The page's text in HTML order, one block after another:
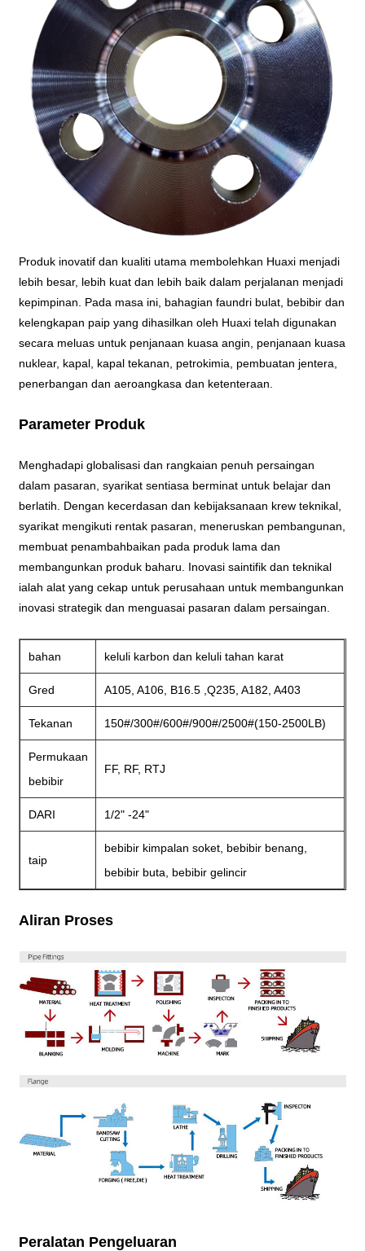
Produk inovatif dan kualiti utama membolehkan Huaxi menjadi
lebih besar, lebih kuat dan lebih baik dalam perjalanan menjadi
kepimpinan. Pada masa ini, bahagian faundri bulat, bebibir dan
kelengkapan paip yang dihasilkan oleh Huaxi telah digunakan
secara meluas untuk penjanaan kuasa angin, penjanaan kuasa
nuklear, kapal, kapal tekanan, petrokimia, pembuatan jentera,
penerbangan dan aeroangkasa dan ketenteraan.
Parameter Produk
Menghadapi globalisasi dan rangkaian penuh persaingan
dalam pasaran, syarikat sentiasa berminat untuk belajar dan
berlatih. Dengan kecerdasan dan kebijaksanaan krew teknikal,
syarikat mengikuti rentak pasaran, meneruskan pembangunan,
membuat penambahbaikan pada produk lama dan
membangunkan produk baharu. Inovasi saintifik dan teknikal
ialah alat yang cekap untuk perusahaan untuk membangunkan
inovasi strategik dan menguasai pasaran dalam persaingan.
bahan keluli karbon dan keluli tahan karat
Gred A105, A106, B16.5 ,Q235, A182, A403
Tekanan 150#/300#/600#/900#/2500#(150-2500LB)
Permukaan
bebibir
FF, RF, RTJ
DARI 1/2" -24"
taip
bebibir kimpalan soket, bebibir benang,
bebibir buta, bebibir gelincir
Aliran Proses
Peralatan Pengeluaran